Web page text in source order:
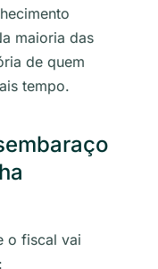
maioria das
de quem
tempo.
o fiscal vai